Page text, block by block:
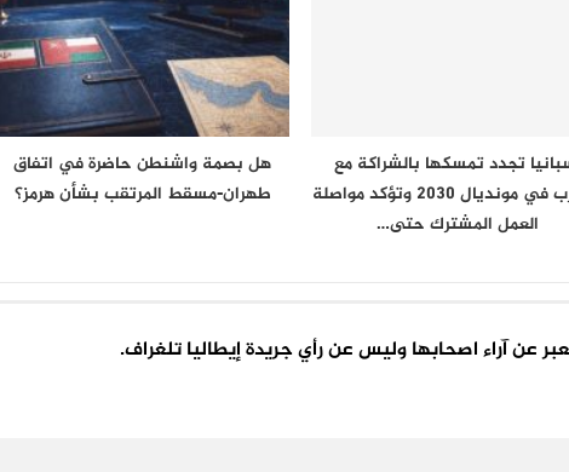
تجدد تمسكها بالشراكة مع
المغرب في مونديال 2030 وتؤكد مواصلة
العمل المشترك حتى…
هل بصمة واشنطن حاضرة في اتفاق
طهران-مسقط المرتقب بشأن هرمز؟
عن آراء اصحابها وليس عن رأي جريدة إيطاليا تلغراف.